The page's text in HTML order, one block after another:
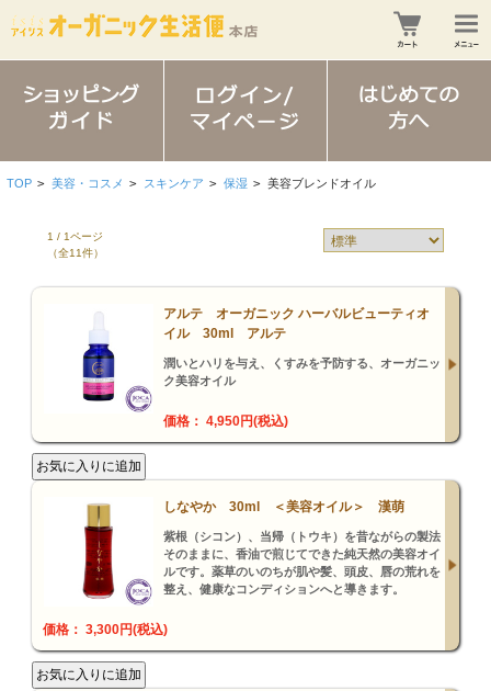
TOP > 美容・コスメ > スキンケア > 保湿 > 美容ブレンドオイル
1 / 1ページ
（全11件）
アルテ オーガニック ハーバルビューティオ
イル 30ml アルテ
潤いとハリを与え、くすみを予防する、オーガニッ
ク美容オイル
価格： 4,950円(税込)
しなやか 30ml ＜美容オイル＞ 漢萌
紫根（シコン）、当帰（トウキ）を昔ながらの製法
そのままに、香油で煎じてできた純天然の美容オイ
ルです。薬草のいのちが肌や髪、頭皮、唇の荒れを
整え、健康なコンディションへと導きます。
価格： 3,300円(税込)